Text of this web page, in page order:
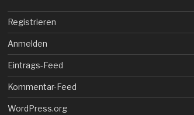
Registrieren
Anmelden
Eintrags-Feed
Kommentar-Feed
WordPress.org